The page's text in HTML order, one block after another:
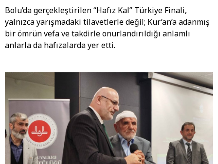
Bolu’da gerçekleştirilen “Hafız Kal” Türkiye Finali,
yalnızca yarışmadaki tilavetlerle değil; Kur’an’a adanmış
bir ömrün vefa ve takdirle onurlandırıldığı anlamlı
anlarla da hafızalarda yer etti.